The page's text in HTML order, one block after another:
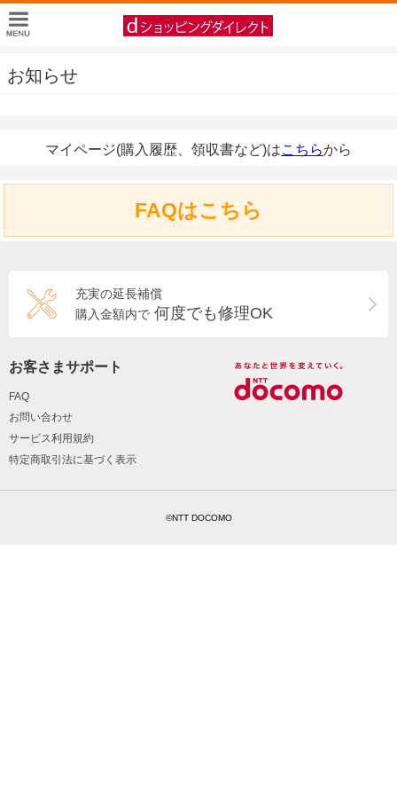
お知らせ
マイページ(購入履歴、領収書など)はこちらから
FAQはこちら
充実の延長補償
購入金額内で 何度でも修理OK
お客さまサポート
FAQ
お問い合わせ
サービス利用規約
特定商取引法に基づく表示
©NTT DOCOMO